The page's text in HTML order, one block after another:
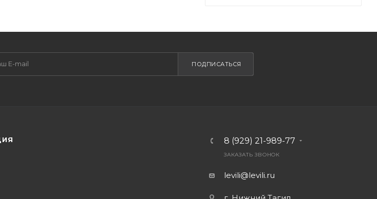
ПОДПИСАТЬСЯ
8 (929) 21-989-77
ЗАКАЗАТЬ ЗВОНОК
levili@levili.ru